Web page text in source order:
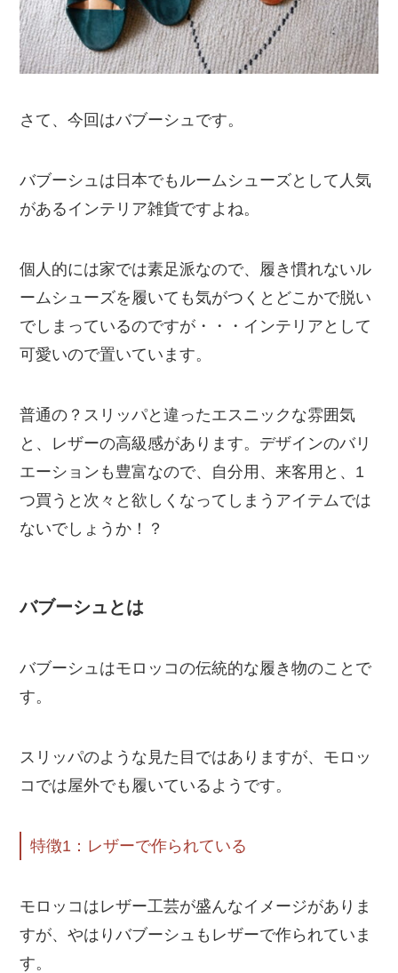
さて、今回はバブーシュです。
バブーシュは日本でもルームシューズとして人気
があるインテリア雑貨ですよね。
個人的には家では素足派なので、履き慣れないル
ームシューズを履いても気がつくとどこかで脱い
でしまっているのですが・・・インテリアとして
可愛いので置いています。
普通の？スリッパと違ったエスニックな雰囲気
と、レザーの高級感があります。デザインのバリ
エーションも豊富なので、自分用、来客用と、1
つ買うと次々と欲しくなってしまうアイテムでは
ないでしょうか！？
バブーシュとは
バブーシュはモロッコの伝統的な履き物のことで
す。
スリッパのような見た目ではありますが、モロッ
コでは屋外でも履いているようです。
特徴1：レザーで作られている
モロッコはレザー工芸が盛んなイメージがありま
すが、やはりバブーシュもレザーで作られていま
す。